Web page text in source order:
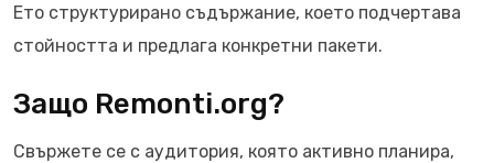
Ето структурирано съдържание, което подчертава
стойността и предлага конкретни пакети.
Защо Remonti.org?
Свържете се с аудитория, която активно планира,